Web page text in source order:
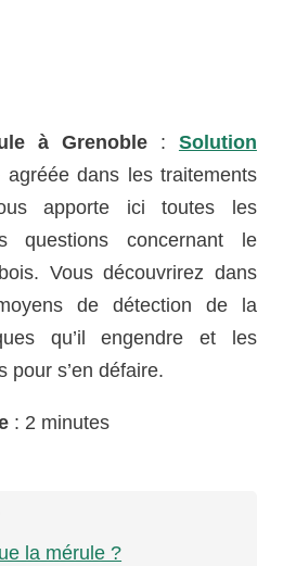
à Grenoble: Solution
agréée dans les traitements
apporte ici toutes les
questions concernant le
Vous découvrirez dans
de détection de la
qu’il engendre et les
pour s’en défaire.
: 2 minutes
la mérule ?